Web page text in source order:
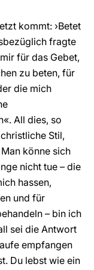
kommt: ›Betet
fragte
für das Gebet,
zu beten, für
die mich
All dies, so
Stil,
könne sich
nicht tue – die
hassen,
und für
– bin ich
sei die Antwort
empfangen
Du lebst wie ein